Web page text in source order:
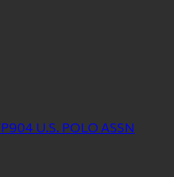
U.S. POLO ASSN